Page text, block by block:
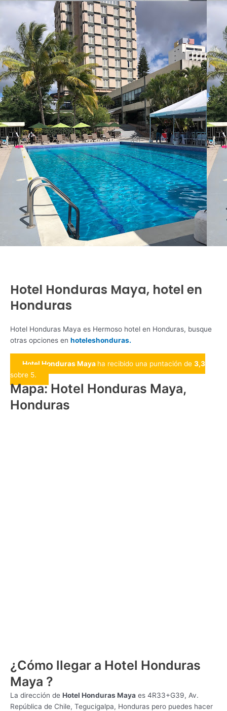
Hotel Honduras Maya, hotel en
Honduras
Hotel Honduras Maya es Hermoso hotel en Honduras, busque
otras opciones en hoteleshonduras.
Hotel Honduras Maya ha recibido una puntación de 3,3
sobre 5.
Mapa: Hotel Honduras Maya,
Honduras
¿Cómo llegar a Hotel Honduras
Maya ?
La dirección de Hotel Honduras Maya es 4R33+G39, Av.
República de Chile, Tegucigalpa, Honduras pero puedes hacer